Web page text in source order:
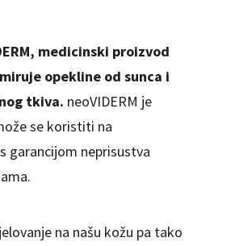
medicinski proizvod
opekline od sunca i
tkiva. neoVIDERM je
se koristiti na
garancijom neprisustva
na našu kožu pa tako